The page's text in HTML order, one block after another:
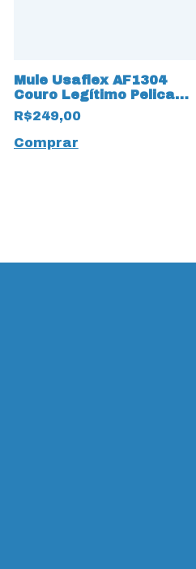
Mule Usaflex AF1304
Couro Legítimo Pelica
Preto
R$249,00
Comprar